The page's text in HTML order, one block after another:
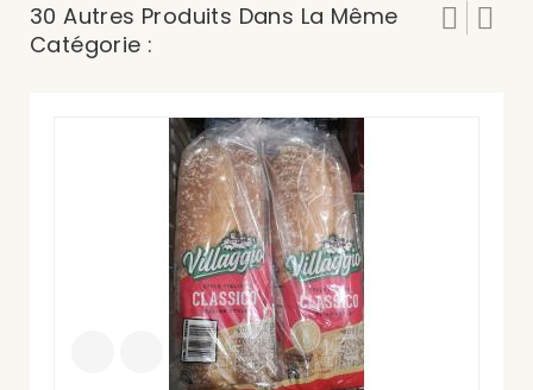
30 Autres Produits Dans La Même
Catégorie :